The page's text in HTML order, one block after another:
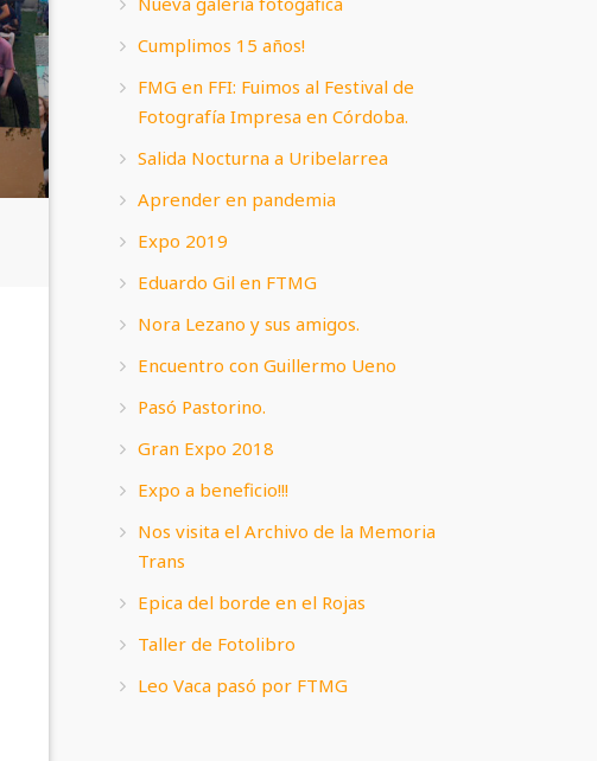
Cumplimos 15 años!
FMG en FFI: Fuimos al Festival de
Fotografía Impresa en Córdoba.
Salida Nocturna a Uribelarrea
Aprender en pandemia
Expo 2019
Eduardo Gil en FTMG
Nora Lezano y sus amigos.
Encuentro con Guillermo Ueno
Pasó Pastorino.
Gran Expo 2018
Expo a beneficio!!!
Nos visita el Archivo de la Memoria
Trans
Epica del borde en el Rojas
Taller de Fotolibro
Leo Vaca pasó por FTMG